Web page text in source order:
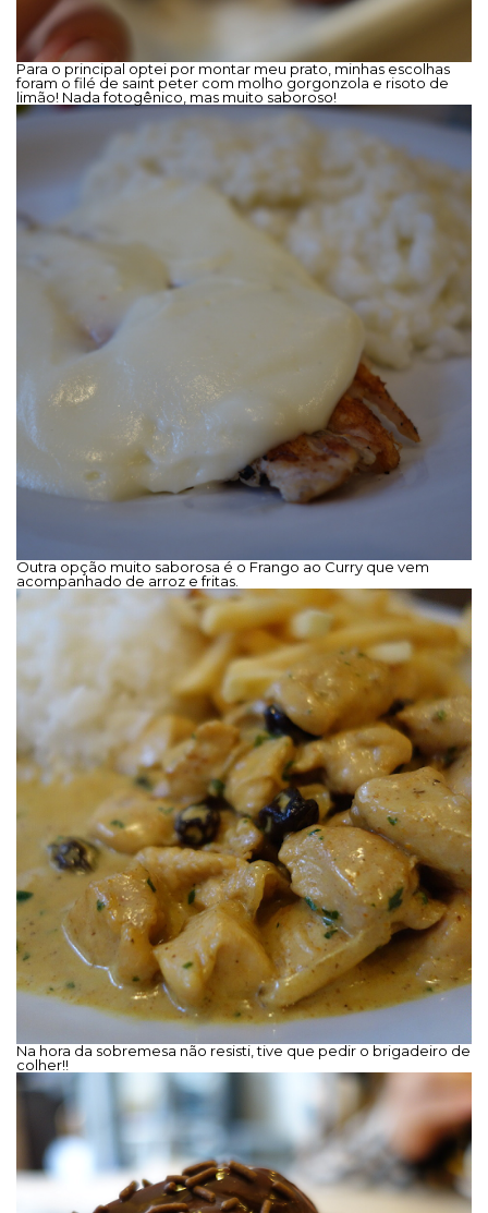
Para o principal optei por montar meu prato, minhas escolhas
foram o filé de saint peter com molho gorgonzola e risoto de
limão! Nada fotogênico, mas muito saboroso!
Outra opção muito saborosa é o Frango ao Curry que vem
acompanhado de arroz e fritas.
Na hora da sobremesa não resisti, tive que pedir o brigadeiro de
colher!!